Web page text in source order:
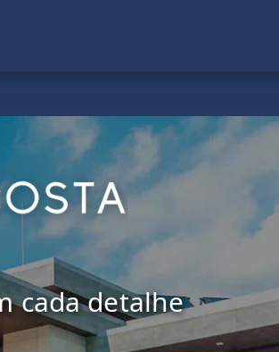
cada detalhe